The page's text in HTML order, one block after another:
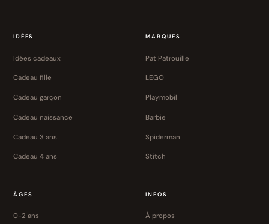
IDÉES
Idées cadeaux
Cadeau fille
Cadeau garçon
Cadeau naissance
Cadeau 3 ans
Cadeau 4 ans
MARQUES
Pat Patrouille
LEGO
Playmobil
Barbie
Spiderman
Stitch
ÂGES
0-2 ans
INFOS
À propos